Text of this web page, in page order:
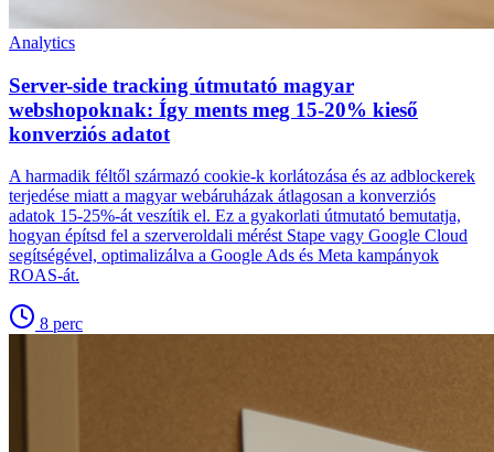
Analytics
Server-side tracking útmutató magyar
webshopoknak: Így ments meg 15-20% kieső
konverziós adatot
A harmadik féltől származó cookie-k korlátozása és az adblockerek
terjedése miatt a magyar webáruházak átlagosan a konverziós
adatok 15-25%-át veszítik el. Ez a gyakorlati útmutató bemutatja,
hogyan építsd fel a szerveroldali mérést Stape vagy Google Cloud
segítségével, optimalizálva a Google Ads és Meta kampányok
ROAS-át.
8 perc